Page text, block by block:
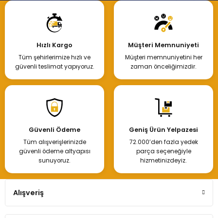
Hızlı Kargo
Tüm şehirlerimize hızlı ve
güvenli teslimat yapıyoruz.
Müşteri Memnuniyeti
Müşteri memnuniyetini her
zaman önceliğimizdir.
Güvenli Ödeme
Tüm alışverişlerinizde
güvenli ödeme altyapısı
sunuyoruz.
Geniş Ürün Yelpazesi
72.000’den fazla yedek
parça seçeneğiyle
hizmetinizdeyiz.
Alışveriş